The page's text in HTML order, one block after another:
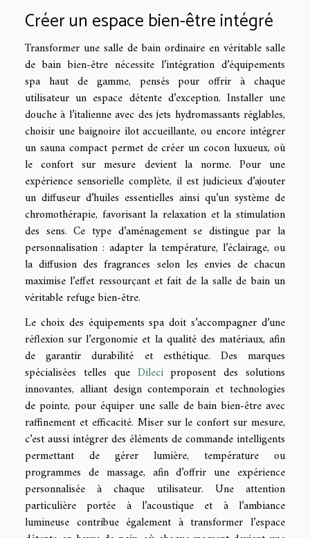
Créer un espace bien-être intégré
Transformer une salle de bain ordinaire en véritable salle
de bain bien-être nécessite l’intégration d’équipements
spa haut de gamme, pensés pour offrir à chaque
utilisateur un espace détente d’exception. Installer une
douche à l’italienne avec des jets hydromassants réglables,
choisir une baignoire îlot accueillante, ou encore intégrer
un sauna compact permet de créer un cocon luxueux, où
le confort sur mesure devient la norme. Pour une
expérience sensorielle complète, il est judicieux d’ajouter
un diffuseur d’huiles essentielles ainsi qu’un système de
chromothérapie, favorisant la relaxation et la stimulation
des sens. Ce type d’aménagement se distingue par la
personnalisation : adapter la température, l’éclairage, ou
la diffusion des fragrances selon les envies de chacun
maximise l’effet ressourçant et fait de la salle de bain un
véritable refuge bien-être.
Le choix des équipements spa doit s’accompagner d’une
réflexion sur l’ergonomie et la qualité des matériaux, afin
de garantir durabilité et esthétique. Des marques
spécialisées telles que Dileciproposent des solutions
innovantes, alliant design contemporain et technologies
de pointe, pour équiper une salle de bain bien-être avec
raffinement et efficacité. Miser sur le confort sur mesure,
c’est aussi intégrer des éléments de commande intelligents
permettant de gérer lumière, température ou
programmes de massage, afin d’offrir une expérience
personnalisée à chaque utilisateur. Une attention
particulière portée à l’acoustique et à l’ambiance
lumineuse contribue également à transformer l’espace